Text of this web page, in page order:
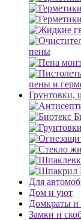
пены
пены и
Грунтовки,
Для
Дом и уют
Домкраты и
Замки и